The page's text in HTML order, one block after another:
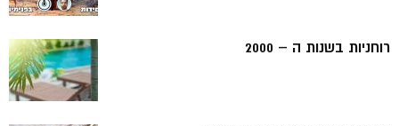
רוחניות בשנות ה – 2000